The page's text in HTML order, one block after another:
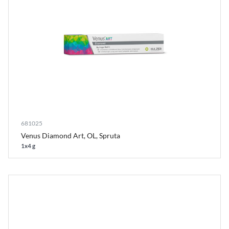
681025
Venus Diamond Art, OL, Spruta
1x4 g